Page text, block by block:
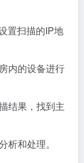
置扫描的IP地
内的设备进行
结果，找到主
析和处理。